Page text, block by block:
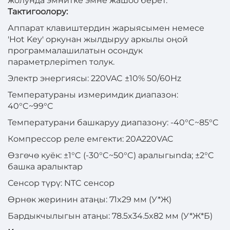
Тактигоолору:
Аппарат клавиштердин жарыясымен немесе
'Hot Key' оркунан жылдыруу аркылы оңой
программалашилатын осондук
параметрлерimen толук.
Электр энергиясы: 220VAC ±10% 50/60Hz
Температураны измеримдик диапазон:
40°C~99°C
Температурани башкаруу диапазону: -40°C~85°C
Компрессор реле емгекти: 20A220VAC
Өзгөчө куёк: ±1°C (-30°C~50°C) аралыгыnda; ±2°C
башка аралыктар
Сенсор түрү: NTC сенсор
Өрнөк жеринин атаңы: 71x29 мм (У*Ж)
Бардыкчылыгын атаңы: 78.5x34.5x82 мм (У*Ж*Б)